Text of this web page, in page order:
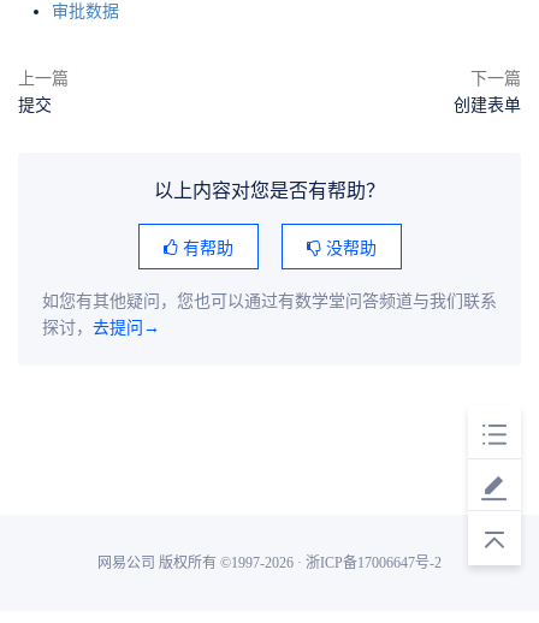
审批数据
上一篇
提交
下一篇
创建表单
以上内容对您是否有帮助？
有帮助 没帮助
如您有其他疑问，您也可以通过有数学堂问答频道与我们联系
探讨， 去提问→
网易公司 版权所有 ©1997-2026 · 浙ICP备17006647号-2